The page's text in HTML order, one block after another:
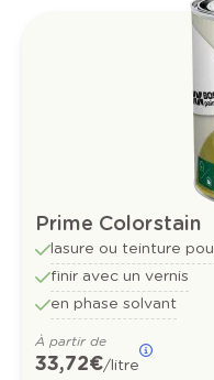
Prime Colorstain
lasure ou teinture
finir avec un vernis
en phase solvant
À partir de
33,72 €/litre